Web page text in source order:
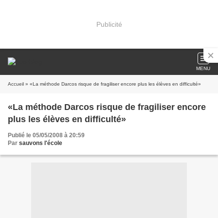
Publicité
MENU
Accueil » «La méthode Darcos risque de fragiliser encore plus les élèves en difficulté»
«La méthode Darcos risque de fragiliser encore
plus les élèves en difficulté»
Publié le 05/05/2008 à 20:59
Par sauvons l'école